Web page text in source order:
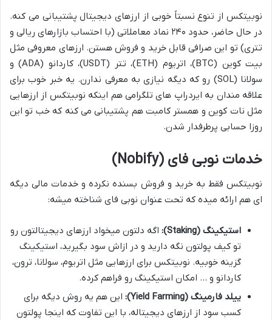
نوبیتکس از تنوع نسبتاً خوبی از ارزهای دیجیتال پشتیبانی می کنه.
در حال حاضر، حدود ۲۴۰ نماد معاملاتی (با احتساب بازارهای ریالی و
تتری) تو این صرافی قابل خرید و فروش هستن. ارزهای معروفی مثل
بیت کوین (BTC)، اتریوم (ETH)، تتر (USDT)، کاردانو (ADA) و
سولانا (SOL) رو که دیگه نیازی به معرفی ندارن. یه خبر خوب برای
علاقه مندان به ایردراپ های تلگرامی هم اینکه نوبیتکس از ارزهایی
مثل نات کوین و همستر کامبت هم پشتیبانی می کنه که خب تو این
روزا حسابی پرطرفدار شدن.
خدمات نوبی فای (Nobify)
نوبیتکس فقط به خرید و فروش بسنده نکرده و خدمات مالی دیگه
ای هم ارائه میده که تحت عنوان نوبی فای شناخته میشه:
استیکینگ (Staking):
اگه دلتون میخواد ارزهای دیجیتالتون رو
تو کیف پولتون نگه دارید و در ازاش سود بگیرید، استیکینگ
گزینه خوبیه. نوبیتکس برای ارزهایی مثل اتریوم، سولانا، ترون،
کاردانو و … امکان استیکینگ رو فراهم کرده.
ییلد فارمینگ (Yield Farming):
این هم یه روش دیگه برای
کسب سود از ارزهای دیجیتاله، با این تفاوت که اینجا پولتون